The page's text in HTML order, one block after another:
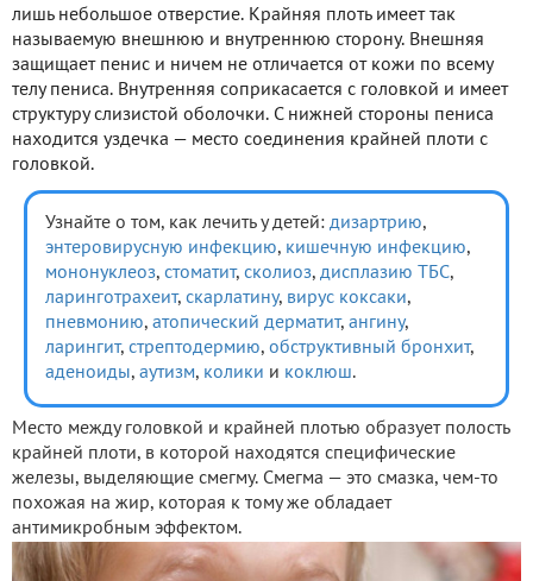
лишь небольшое отверстие. Крайняя плоть имеет так
называемую внешнюю и внутреннюю сторону. Внешняя
защищает пенис и ничем не отличается от кожи по всему
телу пениса. Внутренняя соприкасается с головкой и имеет
структуру слизистой оболочки. С нижней стороны пениса
находится уздечка — место соединения крайней плоти с
головкой.
Узнайте о том, как лечить у детей: дизартрию,
энтеровирусную инфекцию, кишечную инфекцию,
мононуклеоз, стоматит, сколиоз, дисплазию ТБС,
ларинготрахеит, скарлатину, вирус коксаки,
пневмонию, атопический дерматит, ангину,
ларингит, стрептодермию, обструктивный бронхит,
аденоиды, аутизм, колики и коклюш.
Место между головкой и крайней плотью образует полость
крайней плоти, в которой находятся специфические
железы, выделяющие смегму. Смегма — это смазка, чем-то
похожая на жир, которая к тому же обладает
антимикробным эффектом.